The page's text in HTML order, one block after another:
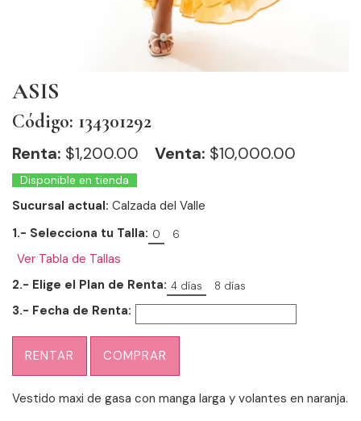
ASIS
Código: 134301292
Renta: $1,200.00 Venta: $10,000.00
Disponible en tienda
Sucursal actual: Calzada del Valle
1.- Selecciona tu Talla: 0 6
Ver Tabla de Tallas
2.- Elige el Plan de Renta: 4 días 8 días
3.- Fecha de Renta:
RENTAR COMPRAR
Vestido maxi de gasa con manga larga y volantes en naranja.